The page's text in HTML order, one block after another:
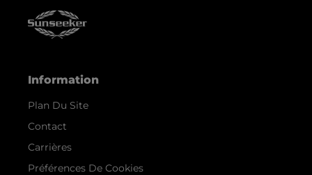
Information
Plan Du Site
Contact
Carrières
Préférences De Cookies